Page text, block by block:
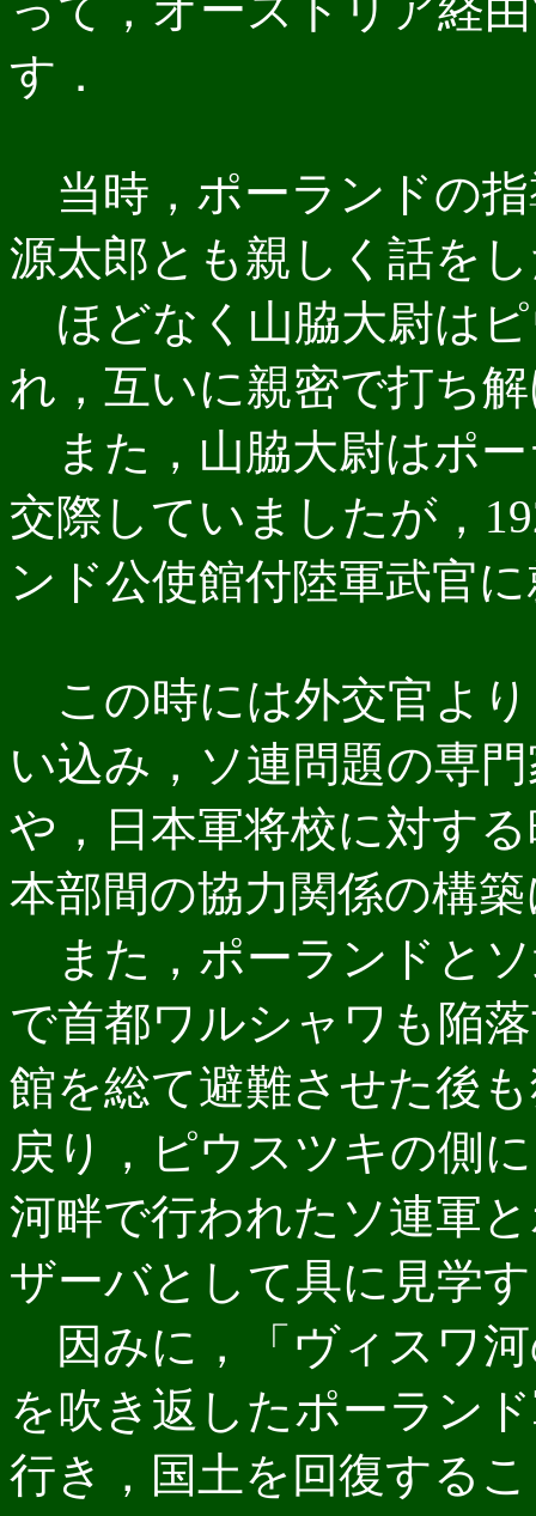
す．
当時，ポーランドの
源太郎とも親しく話を
ほどなく山脇大尉は
れ，互いに親密で打ち
また，山脇大尉はポ
交際していましたが，
ンド公使館付陸軍武官
この時には外交官よ
い込み，ソ連問題の専
や，日本軍将校に対す
本部間の協力関係の構
また，ポーランドと
で首都ワルシャワも陥
館を総て避難させた後
戻り，ピウスツキの側
河畔で行われたソ連軍
ザーバとして具に見学
因みに，「ヴィスワ
を吹き返したポーラン
行き，国土を回復する